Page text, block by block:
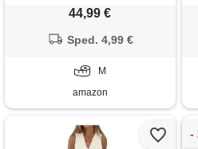
blazer e pantaloni diritti a
curvy da cerimonia completi
per lavoro ufficio festa, beige,
m
44,99 €
Sped. 4,99 €
M
amazon